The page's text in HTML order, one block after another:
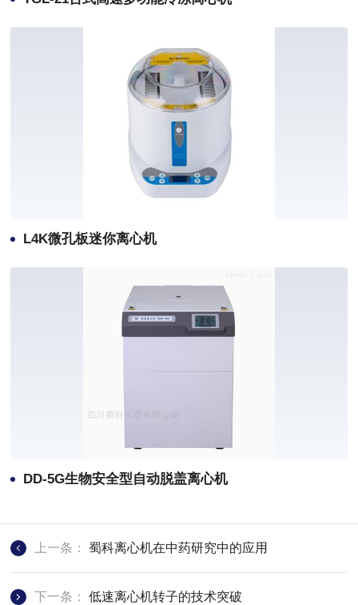
L4K微孔板迷你离心机
DD-5G生物安全型自动脱盖离心机
上一条：蜀科离心机在中药研究中的应用
下一条：低速离心机转子的技术突破